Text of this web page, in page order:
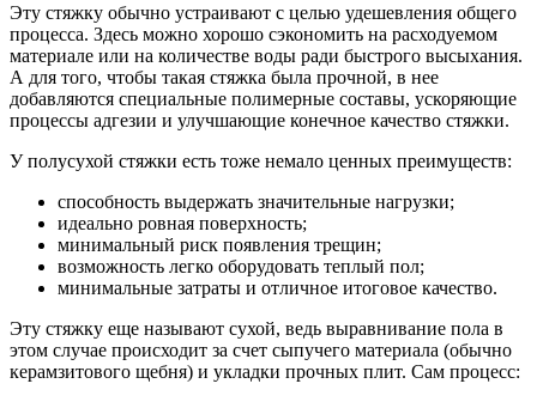
Эту стяжку обычно устраивают с целью удешевления общего
процесса. Здесь можно хорошо сэкономить на расходуемом
материале или на количестве воды ради быстрого высыхания.
А для того, чтобы такая стяжка была прочной, в нее
добавляются специальные полимерные составы, ускоряющие
процессы адгезии и улучшающие конечное качество стяжки.
У полусухой стяжки есть тоже немало ценных преимуществ:
способность выдержать значительные нагрузки;
идеально ровная поверхность;
минимальный риск появления трещин;
возможность легко оборудовать теплый пол;
минимальные затраты и отличное итоговое качество.
Эту стяжку еще называют сухой, ведь выравнивание пола в
этом случае происходит за счет сыпучего материала (обычно
керамзитового щебня) и укладки прочных плит. Сам процесс: